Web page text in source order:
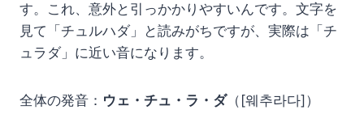
す。これ、意外と引っかかりやすいんです。文字を
見て「チュルハダ」と読みがちですが、実際は「チ
ュラダ」に近い音になります。
全体の発音： ウェ・チュ・ラ・ダ（[웨추라다]）